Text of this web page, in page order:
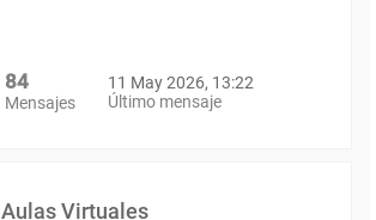
84
Mensajes
11 May 2026, 13:22
Último mensaje
Aulas Virtuales